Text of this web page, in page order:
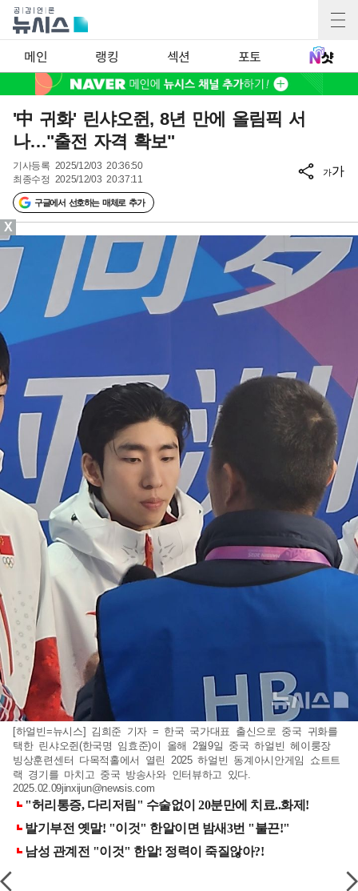
메인 랭킹 섹션 포토
'中 귀화' 린샤오쥔, 8년 만에 올림픽 서
나…"출전 자격 확보"
기사등록 2025/12/03 20:36:50
최종수정 2025/12/03 20:37:11
구글에서 선호하는 매체로 추가
가가
[하얼빈=뉴시스] 김희준 기자 = 한국 국가대표 출신으로 중국 귀화를
택한 린샤오쥔(한국명 임효준)이 올해 2월9일 중국 하얼빈 헤이룽장
빙상훈련센터 다목적홀에서 열린 2025 하얼빈 동계아시안게임 쇼트트
랙 경기를 마치고 중국 방송사와 인터뷰하고 있다.
2025.02.09jinxijun@newsis.com
X